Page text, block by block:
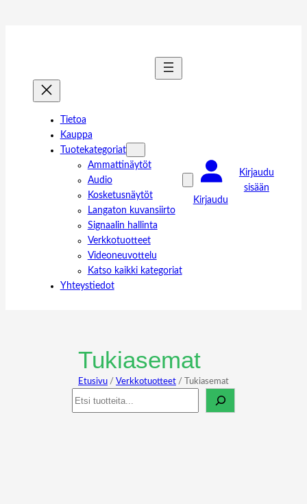
Tietoa
Kauppa
Tuotekategoriat
Ammattinäytöt
Audio
Kosketusnäytöt
Langaton kuvansiirto
Signaalin hallinta
Verkkotuotteet
Videoneuvottelu
Katso kaikki kategoriat
Yhteystiedot
Kirjaudu
Kirjaudu
sisään
Tukiasemat
Etusivu / Verkkotuotteet / Tukiasemat
Haku